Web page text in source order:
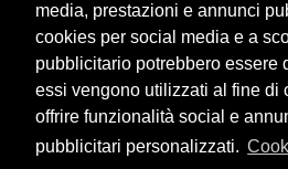
media, prestazioni e annunci
cookies per social media e a
pubblicitario potrebbero essere
essi vengono utilizzati al fine di
offrire funzionalità social e
pubblicitari personalizzati.
Ho letto laprivacy policy del sito e
personali per ricevere comunicazioni
All trademarks are registered and/or
Products, S.L.U. its parents,
independently owned and operated by
owned by Peli Products, S.L.U